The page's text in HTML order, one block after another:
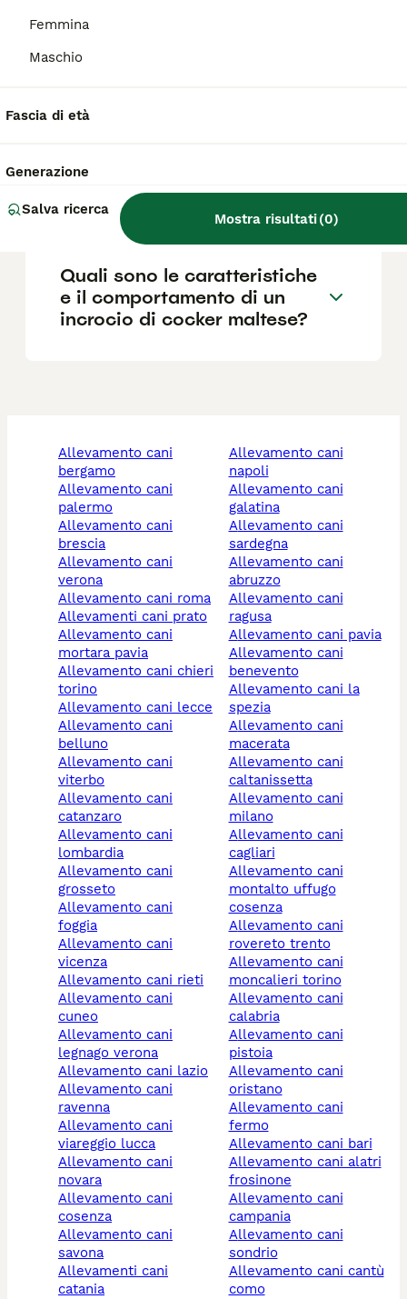
Femmina
Maschio
Fascia di età
Generazione
Salva ricerca
Mostra risultati(0)
acquistare da allevatori seri che effettuano
controlli sanitari per garantire la salute del
Quanto vive un Cockapoo?
Quali sono le caratteristiche
e il comportamento di un
incrocio di cocker maltese?
allevamento cani
bergamo
allevamento cani
palermo
allevamento cani
brescia
allevamento cani
verona
allevamento cani roma
allevamenti cani prato
allevamento cani
mortara pavia
allevamento cani chieri
torino
allevamento cani lecce
allevamento cani
belluno
allevamento cani
viterbo
allevamento cani
catanzaro
allevamento cani
lombardia
allevamento cani
grosseto
allevamento cani
foggia
allevamento cani
vicenza
allevamento cani rieti
allevamento cani
cuneo
allevamento cani
legnago verona
allevamento cani lazio
allevamento cani
ravenna
allevamento cani
viareggio lucca
allevamento cani
novara
allevamento cani
cosenza
allevamento cani
savona
allevamenti cani
catania
allevamento cani
napoli
allevamento cani
galatina
allevamento cani
sardegna
allevamento cani
abruzzo
allevamento cani
ragusa
allevamento cani pavia
allevamento cani
benevento
allevamento cani la
spezia
allevamento cani
macerata
allevamento cani
caltanissetta
allevamento cani
milano
allevamento cani
cagliari
allevamento cani
montalto uffugo
cosenza
allevamento cani
rovereto trento
allevamento cani
moncalieri torino
allevamento cani
calabria
allevamento cani
pistoia
allevamento cani
oristano
allevamento cani
fermo
allevamento cani bari
allevamento cani alatri
frosinone
allevamento cani
campania
allevamento cani
sondrio
allevamento cani cantù
como